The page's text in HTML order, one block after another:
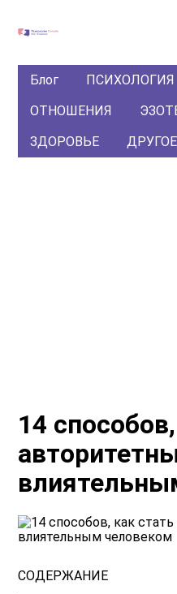
Блог ПСИХОЛОГИЯ
ОТНОШЕНИЯ
ЗДОРОВЬЕ
ДРУГОЕ
14
СОДЕРЖАНИЕ